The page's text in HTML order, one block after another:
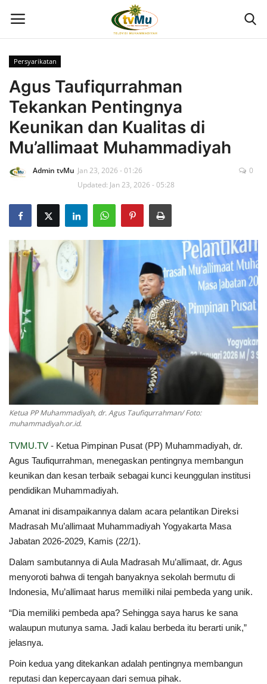
Home
Live Streaming
Berita
Program
Geliat PTMA
Kontak Kami
Index
Kualitas Siaran
Persyarikatan
Agus Taufiqurrahman
Tekankan Pentingnya
Keunikan dan Kualitas di
Mu’allimaat Muhammadiyah
Admin tvMu Jan 23, 2026 - 01:26
Updated: Jan 23, 2026 - 05:28
0
Ketua PP Muhammadiyah, dr. Agus Taufiqurrahman/ Foto:
muhammadiyah.or.id.
TVMU.TV - Ketua Pimpinan Pusat (PP) Muhammadiyah, dr.
Agus Taufiqurrahman, menegaskan pentingnya membangun
keunikan dan kesan terbaik sebagai kunci keunggulan institusi
pendidikan Muhammadiyah.
Amanat ini disampaikannya dalam acara pelantikan Direksi
Madrasah Mu’allimaat Muhammadiyah Yogyakarta Masa
Jabatan 2026-2029, Kamis (22/1).
Dalam sambutannya di Aula Madrasah Mu’allimaat, dr. Agus
menyoroti bahwa di tengah banyaknya sekolah bermutu di
Indonesia, Mu’allimaat harus memiliki nilai pembeda yang unik.
“Dia memiliki pembeda apa? Sehingga saya harus ke sana
walaupun mutunya sama. Jadi kalau berbeda itu berarti unik,”
jelasnya.
Poin kedua yang ditekankan adalah pentingnya membangun
reputasi dan kepercayaan dari semua pihak.